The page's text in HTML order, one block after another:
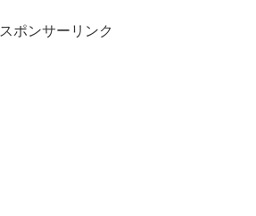
スポンサーリンク